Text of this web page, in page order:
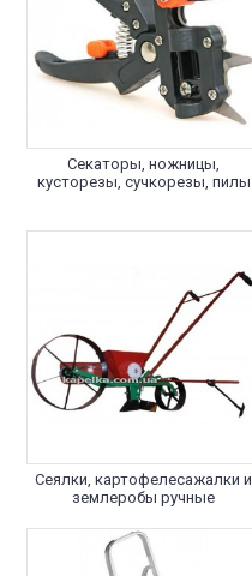
Секаторы, ножницы,
кусторезы, сучкорезы, пилы
Сеялки, картофелесажалки и
землеробы ручные